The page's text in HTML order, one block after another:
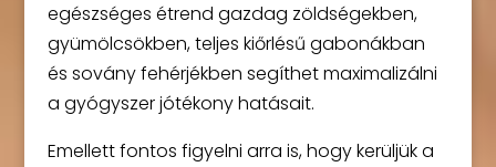
egészséges étrend gazdag zöldségekben,
gyümölcsökben, teljes kiőrlésű gabonákban
és sovány fehérjékben segíthet maximalizálni
a gyógyszer jótékony hatásait.
Emellett fontos figyelni arra is, hogy kerüljük a